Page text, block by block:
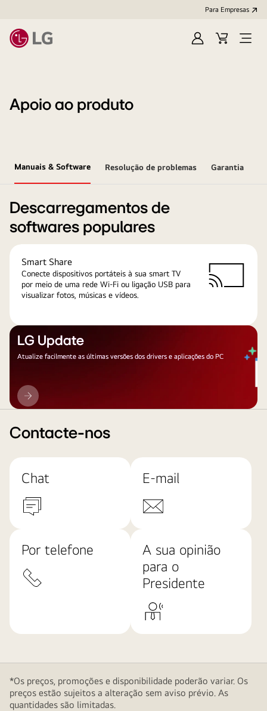
Para Empresas
IniciarCart
Open
Apoio ao produto
Manuais & Software Resolução de problemas Garantia
Descarregamentos de
softwares populares
Smart Share
Conecte dispositivos portáteis à sua smart TV
por meio de uma rede Wi-Fi ou ligação USB para
visualizar fotos, músicas e vídeos.
LG Update
Atualize facilmente as últimas versões dos drivers e aplicações do PC
LG
Update
Contacte-nos
Chat E-mail
Por telefone
A sua opinião
para o
Presidente
*Os preços, promoções e disponibilidade poderão variar. Os
preços estão sujeitos a alteração sem aviso prévio. As
quantidades são limitadas.